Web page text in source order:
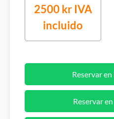
2500 kr IVA
incluido
Reservar
Reservar